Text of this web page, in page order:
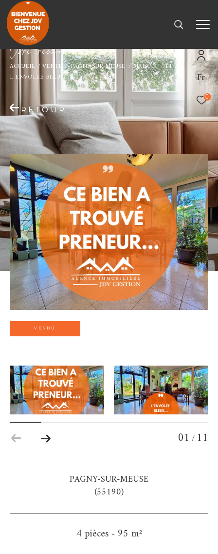
Fr
0
Vore recece
ACCUEIL VENTE PAGNY SUR MEUSE MAISON
T4
L ENVOLEE BLEUE
RETOUR
VENDU
01 / 11
PAGNY-SUR-MEUSE
(55190)
4 pièces - 95 m²